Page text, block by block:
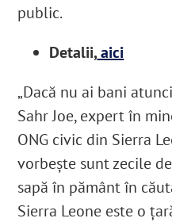
public.
Detalii,aici
„Dacă nu ai bani
Sahr Joe, expert în
ONG civic din Sierra
vorbește sunt zecile
sapă în pământ în
Sierra Leone este o